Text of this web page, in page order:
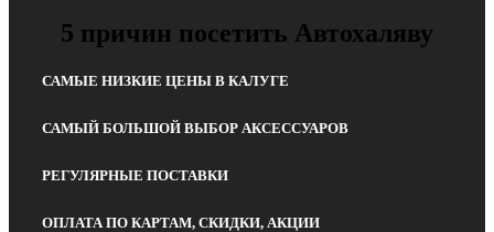
5 причин посетить Автохаляву
САМЫЕ НИЗКИЕ ЦЕНЫ В КАЛУГЕ
САМЫЙ БОЛЬШОЙ ВЫБОР АКСЕССУАРОВ
РЕГУЛЯРНЫЕ ПОСТАВКИ
ОПЛАТА ПО КАРТАМ, СКИДКИ, АКЦИИ